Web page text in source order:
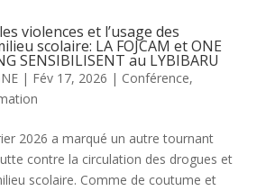
violences et l’usage des
scolaire: LA FOJCAM et ONE
SENSIBILISENT au LYBIBARU
| Fév 17, 2026 | Conférence,
2026 a marqué un autre tournant
contre la circulation des drogues et
scolaire. Comme de coutume et